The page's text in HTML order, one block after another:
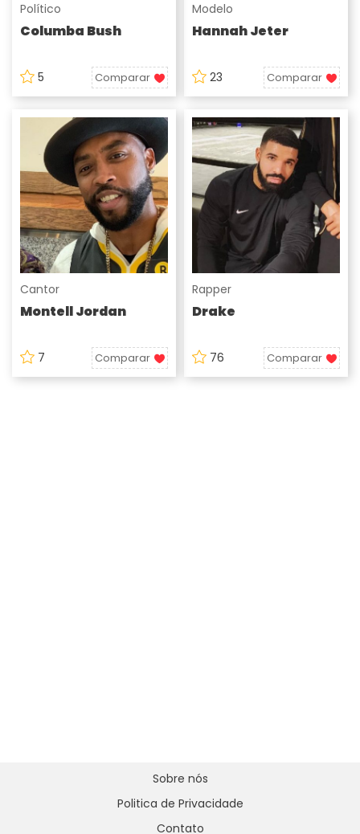
Político
Columba Bush
5 Comparar
Modelo
Hannah Jeter
23 Comparar
Cantor
Montell Jordan
7 Comparar
Rapper
Drake
76 Comparar
Sobre nós
Politica de Privacidade
Contato